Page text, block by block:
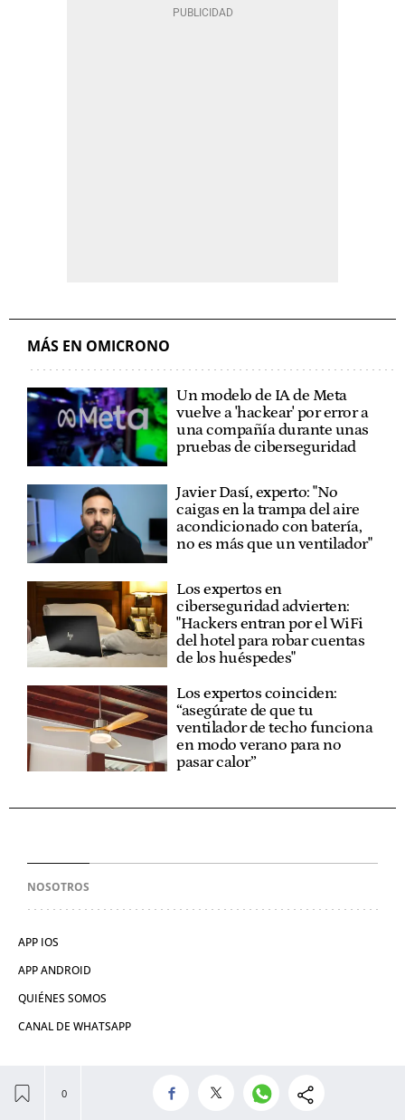
MÁS EN OMICRONO
Un modelo de IA de Meta
vuelve a 'hackear' por error a
una compañía durante unas
pruebas de ciberseguridad
Javier Dasí, experto: "No
caigas en la trampa del aire
acondicionado con batería,
no es más que un ventilador"
Los expertos en
ciberseguridad advierten:
"Hackers entran por el WiFi
del hotel para robar cuentas
de los huéspedes"
Los expertos coinciden:
“asegúrate de que tu
ventilador de techo funciona
en modo verano para no
pasar calor”
NOSOTROS
APP IOS
APP ANDROID
QUIÉNES SOMOS
CANAL DE WHATSAPP
CONTACTAR